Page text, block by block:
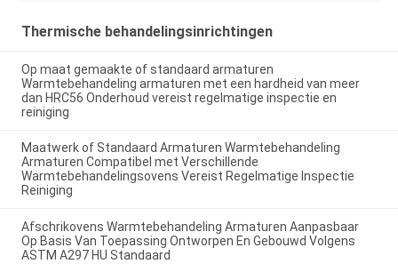
Thermische behandelingsinrichtingen
Op maat gemaakte of standaard armaturen
Warmtebehandeling armaturen met een hardheid van meer
dan HRC56 Onderhoud vereist regelmatige inspectie en
reiniging
Maatwerk of Standaard Armaturen Warmtebehandeling
Armaturen Compatibel met Verschillende
Warmtebehandelingsovens Vereist Regelmatige Inspectie
Reiniging
Afschrikovens Warmtebehandeling Armaturen Aanpasbaar
Op Basis Van Toepassing Ontworpen En Gebouwd Volgens
ASTM A297 HU Standaard